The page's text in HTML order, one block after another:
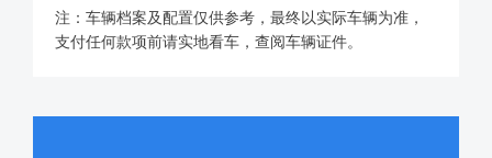
注：车辆档案及配置仅供参考，最终以实际车辆为准，
支付任何款项前请实地看车，查阅车辆证件。